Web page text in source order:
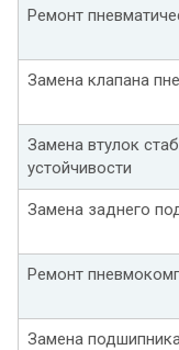
Ремонт
Замена клапана
Замена втулок
устойчивости
Замена заднего
Ремонт
Замена